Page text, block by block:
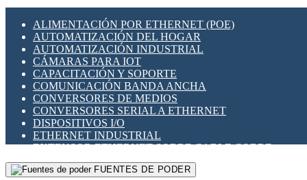
SENSORES INDUCTIVOS
TEMPORIZADORES
VARIACS
VARIADORES DE FRECUENCIA [VDF]
SECCIONADORES - INTERRUPTORES
MAQUINARIA
HERRAMIENTAS VARIAS
ILUMINACIÓN LED
INTERRUPTORES REED
INTERFACES DE RELÉ
OTROS RELÉS
PROTECCIÓN TÉRMICA
RELÉS AUTOMOTRICES
RELÉS DE SEÑAL
RELÉS DE ESTADO SÓLIDO SSR
RELÉS INDUSTRIALES
RELÉS MINIATURA DE POTENCIA
SENSORES MAGNÉTICOS
ALIMENTACIÓN POR ETHERNET (POE)
AUTOMATIZACIÓN DEL HOGAR
AUTOMATIZACIÓN INDUSTRIAL
CÁMARAS PARA IOT
CAPACITACIÓN Y SOPORTE
COMUNICACIÓN BANDA ANCHA
CONVERSORES DE MEDIOS
CONVERSORES SERIAL A ETHERNET
DISPOSITIVOS I/O
ETHERNET INDUSTRIAL
EXTENSOR ETHERNET SOBRE CABLE COBRE
GATEWAY LORAWAN
GESTIÓN DE REDESFUENTES DE PODER